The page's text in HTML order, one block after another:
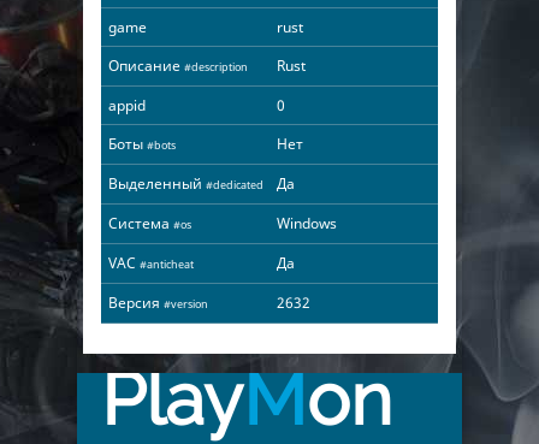
game
rust
Описание #description
Rust
appid
0
Боты #bots
Нет
Выделенный #dedicated
Да
Система #os
Windows
VAC #anticheat
Да
Версия #version 2632
PlayMon